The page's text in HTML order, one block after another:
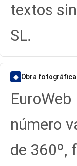
textos
SL.
◆ Obra fotográfica
número
de 360º,